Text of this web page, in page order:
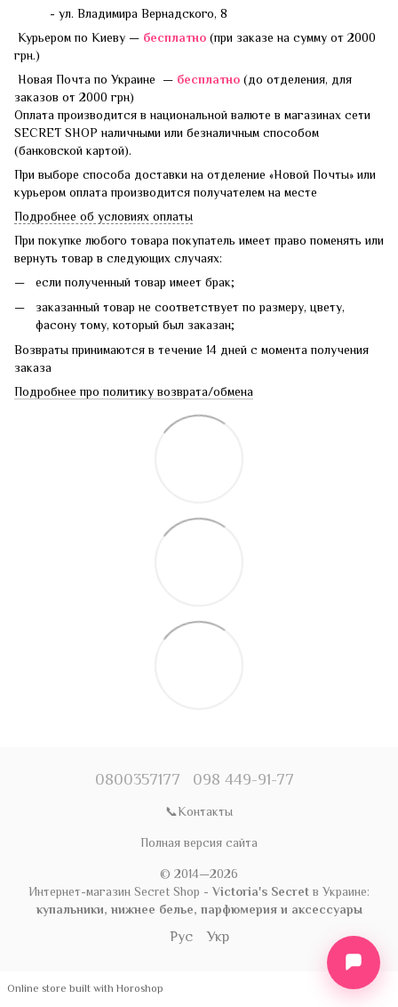
- ул. Владимира Вернадского, 8
Курьером по Киеву — бесплатно (при заказе на сумму от 2000
грн.)
Новая Почта по Украине — бесплатно (до отделения, для
заказов от 2000 грн)
Оплата производится в национальной валюте в магазинах сети
SECRET SHOP наличными или безналичным способом
(банковской картой).
При выборе способа доставки на отделение «Новой Почты» или
курьером оплата производится получателем на месте
Подробнее об условиях оплаты
При покупке любого товара покупатель имеет право поменять или
вернуть товар в следующих случаях:
если полученный товар имеет брак;
заказанный товар не соответствует по размеру, цвету,
фасону тому, который был заказан;
Возвраты принимаются в течение 14 дней с момента получения
заказа
Подробнее про политику возврата/обмена
0800357177 098 449-91-77
📞Контакты
Полная версия сайта
© 2014—2026
Интернет-магазин Secret Shop - Victoria's Secret в Украине:
купальники, нижнее белье, парфюмерия и аксессуары
Рус Укр
Online store built with Horoshop